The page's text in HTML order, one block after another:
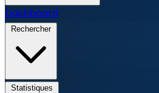
Dashboard
Rechercher
Statistiques